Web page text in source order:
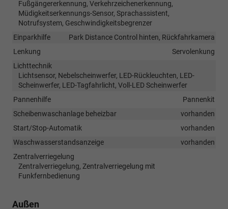
Fußgängererkennung, Verkehrzeichenerkennung,
Müdigkeitserkennungs-Sensor, Sprachassistent,
Notrufsystem, Geschwindigkeitsbegrenzer
Einparkhilfe
Park Distance Control hinten, Rückfahrkamera
Lenkung
Servolenkung
Lichttechnik
Lichtsensor, Nebelscheinwerfer, LED-Rückleuchten, LED-
Scheinwerfer, LED-Tagfahrlicht, Voll-LED Scheinwerfer
Pannenhilfe
Pannenkit
Scheibenwaschanlage beheizbar
vorhanden
Start/Stop-Automatik
vorhanden
Waschwasserstandsanzeige
vorhanden
Zentralverriegelung
Zentralverriegelung, Zentralverriegelung mit
Funkfernbedienung
Außen